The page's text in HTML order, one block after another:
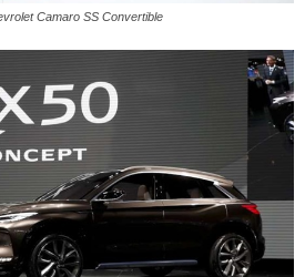
Camaro SS Convertible